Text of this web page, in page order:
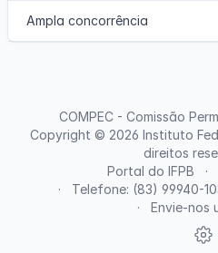
Ampla concorrência
Portal do IFPB
Telefone: (83) 99940-
Envie-nos
COMPEC - Comissão
Copyright © 2026 Instituto
direitos